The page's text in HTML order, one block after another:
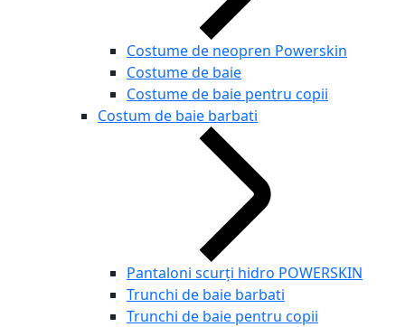
Costume de neopren Powerskin
Costume de baie
Costume de baie pentru copii
Costum de baie barbati
Pantaloni scurți hidro POWERSKIN
Trunchi de baie barbati
Trunchi de baie pentru copii